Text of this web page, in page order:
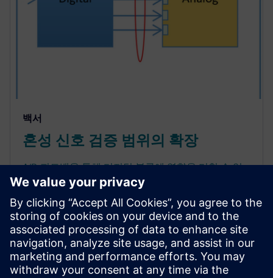
백서
혼성 신호 검증 범위의 확장
A/D 피드백을 통해 디지털 블록에 영향을 미칠 수 있
는 실제 아날로그 블록 동작으로 인해 발생하는 많은
오류가 완화된 정확도의 시뮬레이션에서는 감지되지
않기 때문에 칩 오류를 일으킵니다. Symphony
Mixed-Signal Platform은 필요한 정확도를 빠른 혼성
신호 시뮬레이션 성능과 함께 제공함으로써 아날로그
블록의 실제 동작과 A/D 피드백으로 인한 오류를 포착
할 수 있도록 합니다.